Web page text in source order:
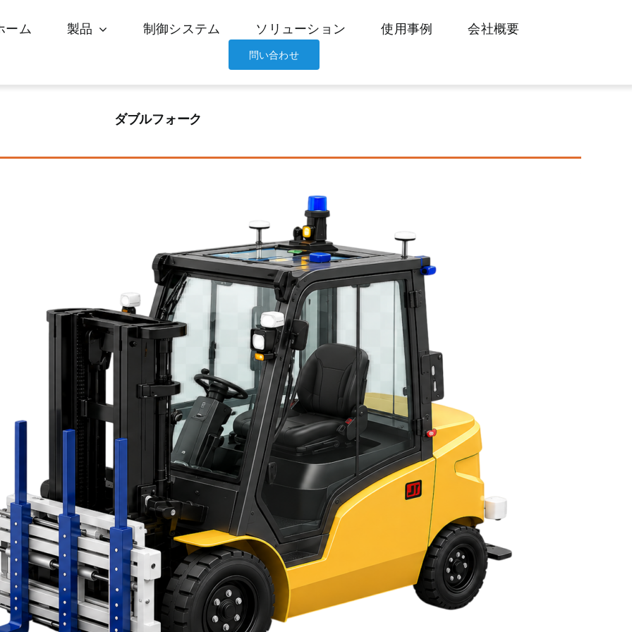
ーム 製品 制御システム ソリューション 使用事例 会社概要
問い合わせ
ダブルフォーク